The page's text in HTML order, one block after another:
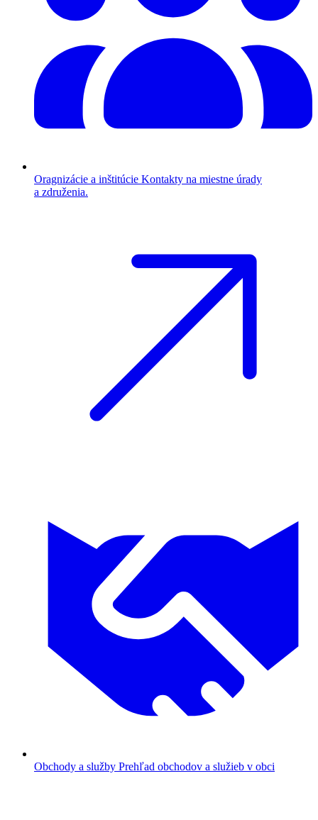
Oragnizácie a inštitúcie Kontakty na miestne úrady
a združenia.
Obchody a služby Prehľad obchodov a služieb v obci